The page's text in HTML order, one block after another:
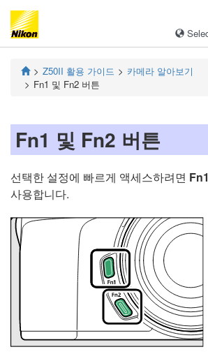
Z50II 활용 가이드
카메라 알아보기
Fn1 및 Fn2 버튼
Fn1 및 Fn2 버튼
선택한 설정에 빠르게 액세스하려면 Fn1
사용합니다.